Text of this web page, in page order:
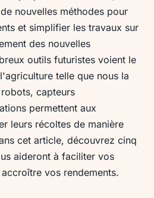
nouvelles méthodes pour
et simplifier les travaux sur
des nouvelles
outils futuristes voient le
telle que nous la
capteurs
permettent aux
leurs récoltes de manière
cet article, découvrez cinq
aideront à faciliter vos
vos rendements.